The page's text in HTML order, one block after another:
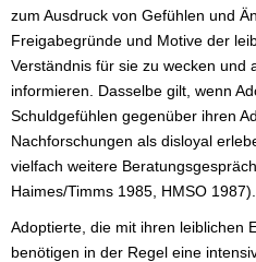
zum Ausdruck von Gefühlen und
Freigabegründe und Motive der
Verständnis für sie zu wecken und
informieren. Dasselbe gilt, wenn
Schuldgefühlen gegenüber ihren
Nachforschungen als disloyal
vielfach weitere
Haimes/Timms 1985, HMSO 1987).
Adoptierte, die mit ihren leiblichen
benötigen in der Regel eine